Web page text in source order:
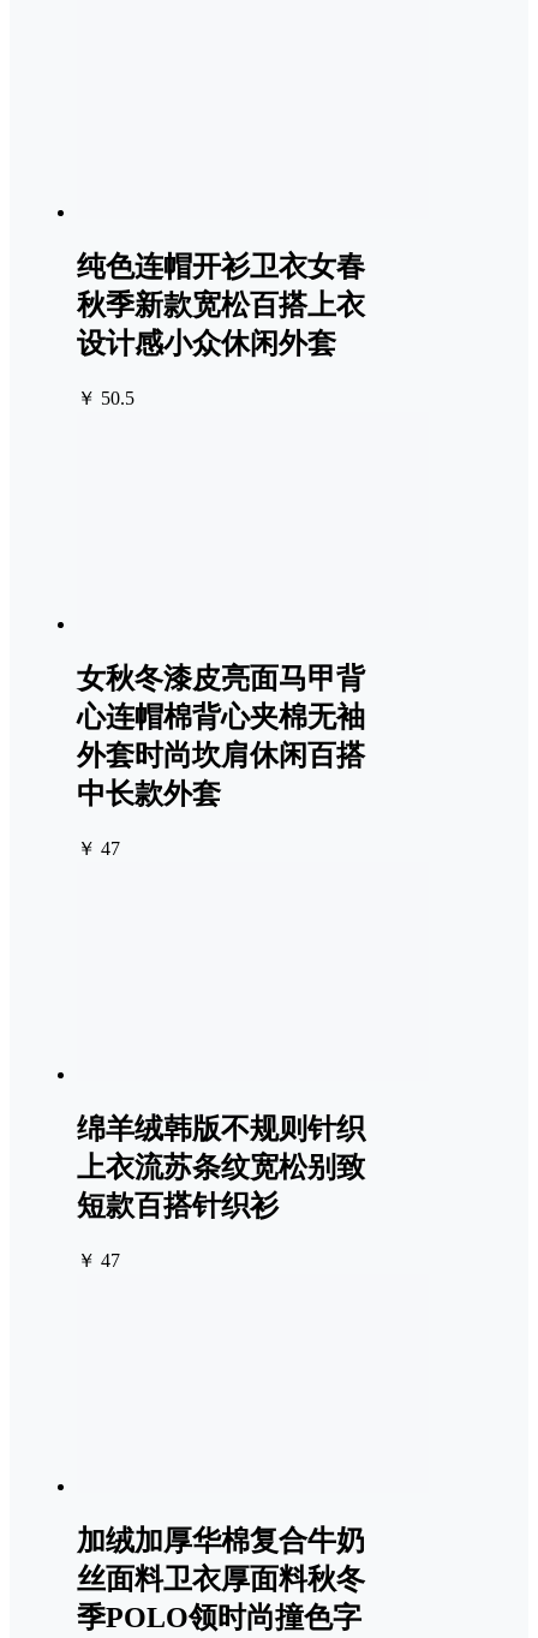
纯色连帽开衫卫衣女春
秋季新款宽松百搭上衣
设计感小众休闲外套
￥ 50.5
女秋冬漆皮亮面马甲背
心连帽棉背心夹棉无袖
外套时尚坎肩休闲百搭
中长款外套
￥ 47
绵羊绒韩版不规则针织
上衣流苏条纹宽松别致
短款百搭针织衫
￥ 47
加绒加厚华棉复合牛奶
丝面料卫衣厚面料秋冬
季POLO领时尚撞色字